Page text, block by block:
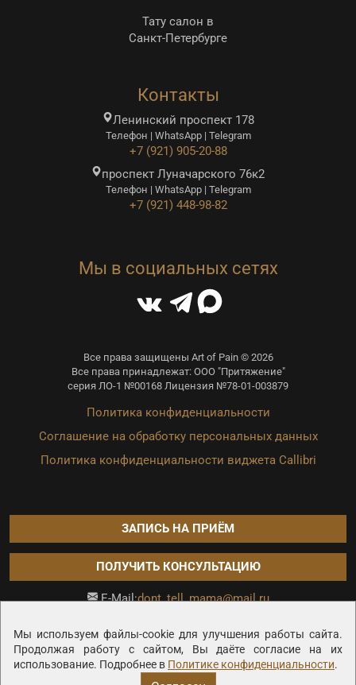
Мы используем файлы-cookie для улучшения работы сайта.
Продолжая работу с сайтом, Вы даёте согласие на их
использование. Подробнее в Политике конфиденциальности.
Тату салон в
Санкт-Петербурге
Контакты
Ленинский проспект 178
Телефон | WhatsApp | Telegram
+7 (921) 905-20-88
проспект Луначарского 76к2
Телефон | WhatsApp | Telegram
+7 (921) 448-98-82
Мы в социальных сетях
Все права защищены Art of Pain © 2026
Все права принадлежат: ООО "Притяжение"
серия ЛО-1 №00168 Лицензия №78-01-003879
Политика конфиденциальности
Соглашение на обработку персональных данных
Политика конфиденциальности виджета Callibri
ЗАПИСЬ НА ПРИЁМ
ПОЛУЧИТЬ КОНСУЛЬТАЦИЮ
E-Mail:dont_tell_mama@mail.ru